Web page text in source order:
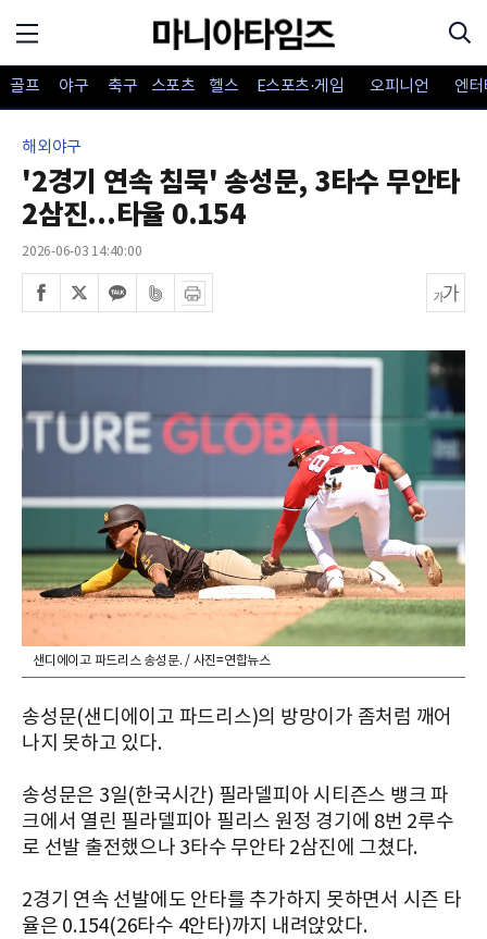
골프 야구 축구 스포츠 헬스 E스포츠·게임 오피니언 엔
해외야구
'2경기 연속 침묵' 송성문, 3타수 무안타
2삼진...타율 0.154
2026-06-03 14:40:00
샌디에이고 파드리스 송성문. / 사진=연합뉴스
송성문(샌디에이고 파드리스)의 방망이가 좀처럼 깨어
나지 못하고 있다.
송성문은 3일(한국시간) 필라델피아 시티즌스 뱅크 파
크에서 열린 필라델피아 필리스 원정 경기에 8번 2루수
로 선발 출전했으나 3타수 무안타 2삼진에 그쳤다.
2경기 연속 선발에도 안타를 추가하지 못하면서 시즌 타
율은 0.154(26타수 4안타)까지 내려앉았다.